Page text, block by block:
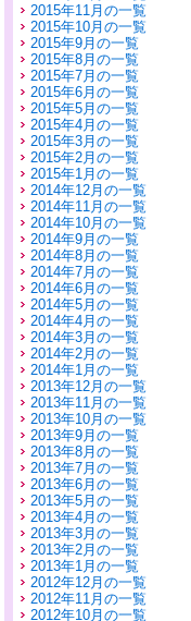
2015年11月の一覧
2015年10月の一覧
2015年9月の一覧
2015年8月の一覧
2015年7月の一覧
2015年6月の一覧
2015年5月の一覧
2015年4月の一覧
2015年3月の一覧
2015年2月の一覧
2015年1月の一覧
2014年12月の一覧
2014年11月の一覧
2014年10月の一覧
2014年9月の一覧
2014年8月の一覧
2014年7月の一覧
2014年6月の一覧
2014年5月の一覧
2014年4月の一覧
2014年3月の一覧
2014年2月の一覧
2014年1月の一覧
2013年12月の一覧
2013年11月の一覧
2013年10月の一覧
2013年9月の一覧
2013年8月の一覧
2013年7月の一覧
2013年6月の一覧
2013年5月の一覧
2013年4月の一覧
2013年3月の一覧
2013年2月の一覧
2013年1月の一覧
2012年12月の一覧
2012年11月の一覧
2012年10月の一覧